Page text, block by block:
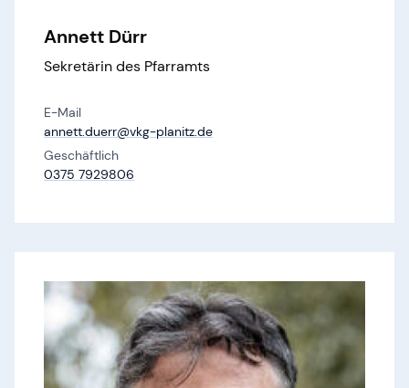
Annett Dürr
Sekretärin des Pfarramts
E-Mail
annett.​duerr@​vkg-planitz.​de
Geschäftlich
0375 7929806